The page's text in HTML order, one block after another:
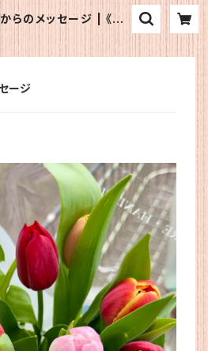
らのメッセージ | 《公
》OFJショップ
ージ